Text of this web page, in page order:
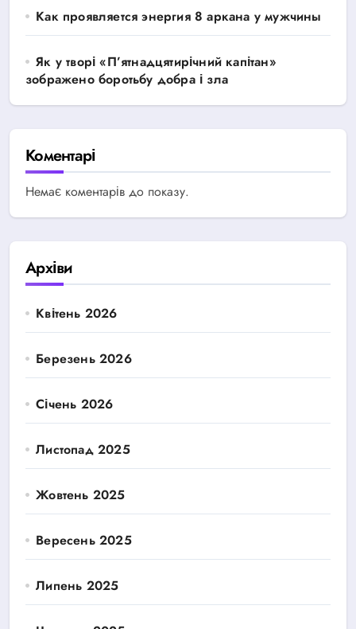
Как проявляется энергия 8 аркана у мужчины
Як у творі «П’ятнадцятирічний капітан»
зображено боротьбу добра і зла
Коментарі
Немає коментарів до показу.
Архіви
Квітень 2026
Березень 2026
Січень 2026
Листопад 2025
Жовтень 2025
Вересень 2025
Липень 2025